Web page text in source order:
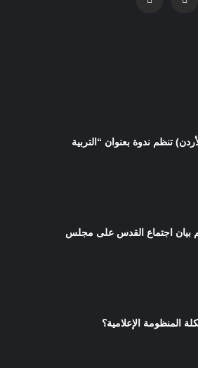
تنظم ندوة بعنوان “التربية
بيان اجتماع القدس على مجلس
المنظومة الإعلامية؟